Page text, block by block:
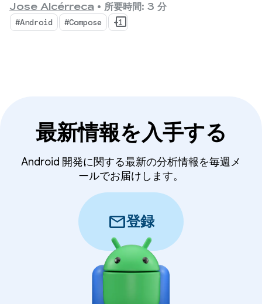
法について説明します。
Jose Alcérreca • 所要時間: 3 分
#Android #Compose +1
最新情報を入手する
Android 開発に関する最新の分析情報を毎週メ
ールでお届けします。
mail登録